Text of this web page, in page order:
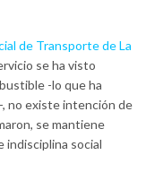
de Transporte de La
se ha visto
-lo que ha
no existe intención de
se mantiene
indisciplina social